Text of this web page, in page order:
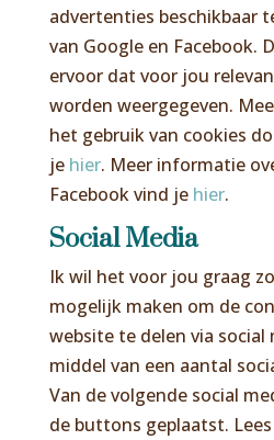
advertenties beschikbaar
van Google en Facebook.
ervoor dat voor jou
worden weergegeven.
het gebruik van cookies
je hier. Meer informatie
Facebook vind je hier.
Social Media
Ik wil het voor jou graag
mogelijk maken om de
website te delen via
middel van een aantal
Van de volgende social
de buttons geplaatst.